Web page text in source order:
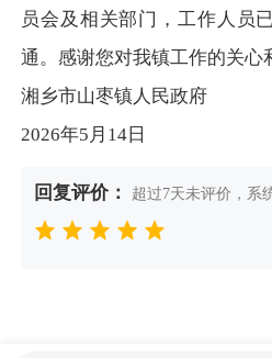
员会及相关部门，工作人员
通。感谢您对我镇工作的关心
湘乡市山枣镇人民政府
2026年5月14日
回复评价： 超过7天未评价，系